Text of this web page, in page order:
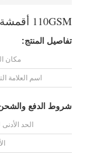
110GSM أقمشة بوليستر شبكة للملابس الرياضية بطانة ملابس السلامة المرورية نيون برتقالي
تفاصيل المنتج:
مكان
اسم العلامة
شروط الدفع
الحد